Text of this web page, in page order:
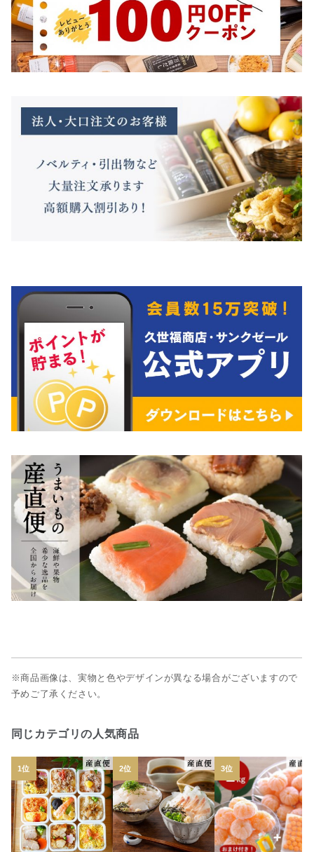
※商品画像は、実物と色やデザインが異なる場合がございますので
予めご了承ください。
同じカテゴリの人気商品